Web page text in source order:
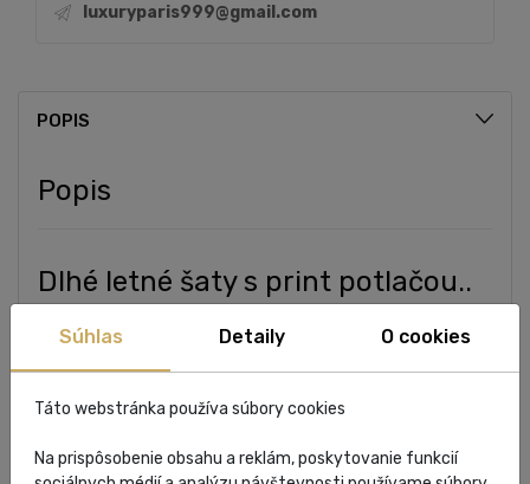
luxuryparis999@gmail.com
POPIS
Popis
Dlhé letné šaty s print potlačou..
Súhlas Detaily O cookies
Táto webstránka používa súbory cookies
Na prispôsobenie obsahu a reklám, poskytovanie funkcií